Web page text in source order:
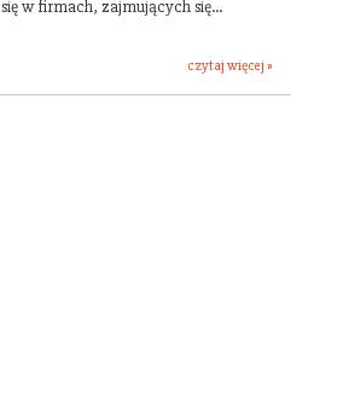
się w firmach, zajmujących się...
czytaj więcej »